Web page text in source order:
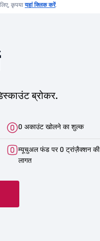
कृपयायहां क्लिक करें.
ब्रोकर.
0 अकाउंट खोलने का शुल्क
म्यूचुअल फंड पर 0 ट्रांज़ैक्शन की
लागत